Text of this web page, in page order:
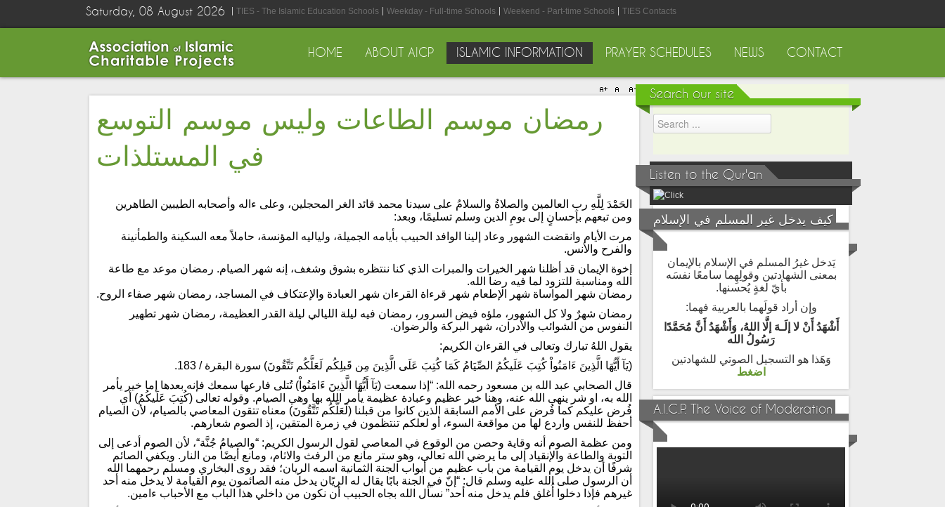
Saturday, 08 August 2026 TIES - The Islamic Education Schools Weekday - Full-time Schools Weekend - Part-time Schools TIES Contacts
HOME ABOUT AICP ISLAMIC INFORMATION PRAYER SCHEDULES NEWS CONTACT
رمضان موسم الطاعات وليس موسم التوسع
في المستلذات
الحَمْدَ لِلَّهِ ربِ العالمين والصلاةُ والسلامُ على سيدنا محمد قائد الغر المحجلين، وعلى ءاله وأصحابه الطيبين الطاهرين
ومن تبعهم بإحسانٍ إلى يومِ الدين وسلم تسليمًا، وبعد:
مرت الأيام وانقضت الشهور وعاد إلينا الوافد الحبيب بأيامه الجميلة، ولياليه المؤنسة، حاملاً معه السكينة والطمأنينة
والفرح والأنس.
إخوة الإيمان قد أظلنا شهر الخيرات والمبرات الذي كنا ننتظره بشوق وشغف، إنه شهر الصيام. رمضان موعد مع طاعة
الله ومناسبة للتزود لما فيه رضا الله.
رمضان شهر المواساة شهر الإطعام شهر قرءاة القرءان شهر العبادة والإعتكاف في المساجد، رمضان شهر صفاء الروح.
رمضان شهرٌ ولا كل الشهور، ملؤه فيض السرور، رمضان فيه ليلة الليالي ليلة القدر العظيمة، رمضان شهر تطهير
النفوس من الشوائب والأدران، شهر البركة والرضوان.
يقول اللهُ تبارك وتعالى في القرءان الكريم:
(يَآ أَيُّهَا الَّذِينَ ءَامَنُواْ كُتِبَ عَلَيكُمُ الصِّيَامُ كَمَا كُتِبَ عَلَى الَّذِينَ مِن قَبلِكُم لَعَلَّكُم تَتَّقُونَ) سورة البقرة / 183.
قال الصحابي عبد الله بن مسعود رحمه الله: “إذا سمعت (يَآ أَيُّهَا الَّذِينَ ءَامَنُواْ) تُتلى فارعها سمعك فإنه بعدها إما خير يأمر
الله به، او شر ينهى الله عنه، وهنا خير عظيم وعبادة عظيمة يأمر الله بها وهي الصيام. وقوله تعالى (كُتِبَ عَلَيكُمُ) أي
فُرض عليكم كما فُرض على الأمم السابقة الذين كانوا من قبلنا (لَعَلَّكُم تَتَّقُونَ) معناه تتقون المعاصي بالصيام، لأن الصيام
أحفظ للنفس واردع لها من مواقعة السوء، أو لعلكم تنتظمون في زمرة المتقين، إذ الصوم شعارهم.
ومن عظمة الصوم أنه وقاية وحصن من الوقوع في المعاصي لقول الرسول الكريم: “والصيامُ جُنَّة“، لأن الصوم أدعى إلى
التوبة والطاعة والإنقياد إلى ما يرضي الله تعالى، وهو ستر مانع من الرفث والاثام، ومانع أيضًا من النار. ويكفي الصائم
شرفًا أن يدخل يوم القيامة من باب عظيم من أبواب الجنة الثمانية اسمه الريان؛ فقد روى البخاري ومسلم رحمهما الله
أن الرسول صلى الله عليه وسلم قال: “إنّ في الجنة بابًا يقال له الريًان يدخل منه الصائمون يوم القيامة لا يدخل منه أحد
غيرهم فإذا دخلوا أُغلق فلم يدخل منه أحد” نسأل الله بجاه الحبيب أن نكون من داخلي هذا الباب مع الأحباب ءامين.
Search our site
Listen to the Qur'an
كيف يدخل غير المسلم في الإسلام
يَدخل غيرُ المسلم في الإسلام بالإيمان
بمعنى الشهادتين وقولِهِما سامعًا نفسَه
بأيّ لغةٍ يُحسنها.
وإن أراد قولَهما بالعربية فهما:
أَشْهَدُ أَنْ لا إلَـهَ إلَّا اللهُ، وَأَشْهَدُ أَنَّ مُحَمَّدًا
رَسُولُ الله
وَهَذا هو التسجيل الصوتي للشهادتين
اضغط
A.I.C.P. The Voice of Moderation